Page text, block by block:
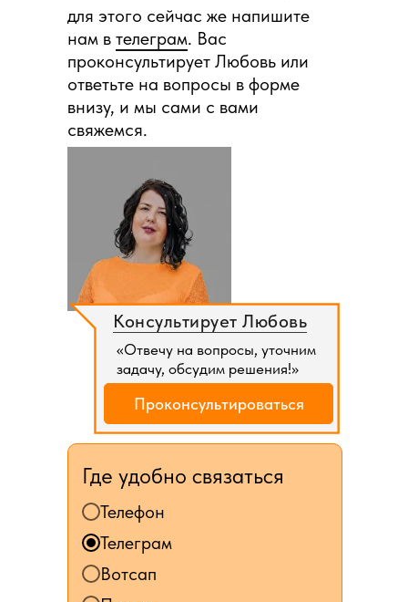
Где удобно связаться
Телефон
Телеграм
Вотсап
«Отвечу на вопросы, уточним
задачу, обсудим решения!»
Консультирует Любовь
Проконсультироваться
для этого сейчас же напишите
нам в телеграм. Вас
проконсультирует Любовь или
ответьте на вопросы в форме
внизу, и мы сами с вами
свяжемся.